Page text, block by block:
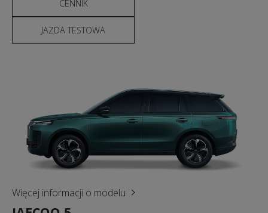
CENNIK
JAZDA TESTOWA
Więcej informacji o modelu